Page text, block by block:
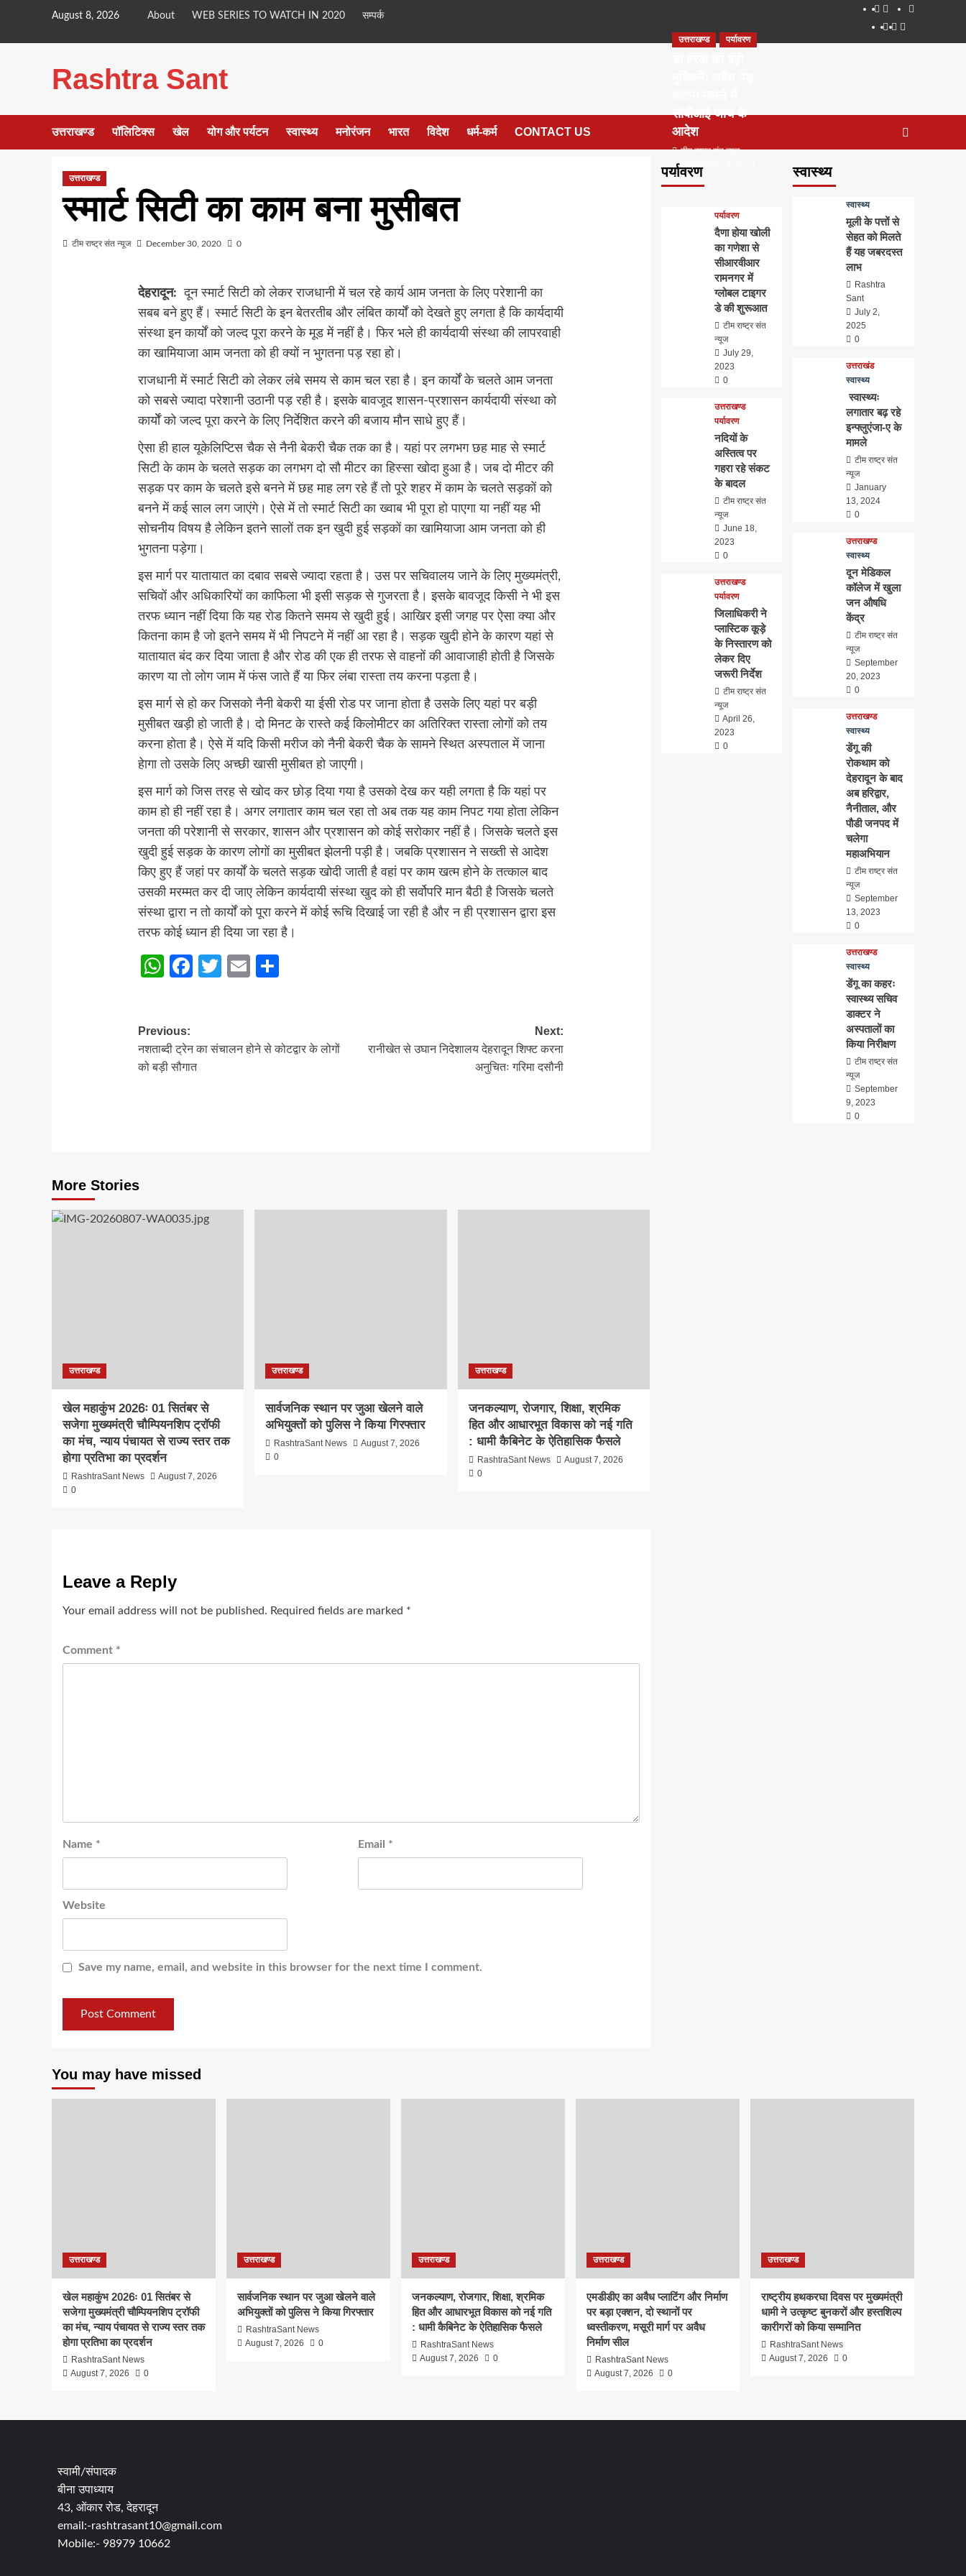
content
August 8, 2026 About WEB SERIES TO WATCH IN 2020 सम्पर्क
About
WEB
SERIES
Dehradun
Smart
Life
in
Places
to
सम्पर्क
Rashtra Sant
उत्तराखण्ड पॉलिटिक्स खेल योग और पर्यटन स्वास्थ्य मनोरंजन भारत विदेश धर्म-कर्म CONTACT US
उत्तराखण्ड
स्मार्ट सिटी का काम बना मुसीबत
टीम राष्ट्र संत न्यूज December 30, 2020 0
देहरादून: दून स्मार्ट सिटी को लेकर राजधानी में चल रहे कार्य आम जनता के लिए परेशानी का
सबब बने हुए हैं। स्मार्ट सिटी के इन बेतरतीब और लंबित कार्यों को देखते हुए लगता है कि कार्यदायी
संस्था इन कार्यों को जल्द पूरा करने के मूड में नहीं है। फिर भले ही कार्यदायी संस्था की लापरवाही
का खामियाजा आम जनता को ही क्यों न भुगतना पड़ रहा हो।
राजधानी में स्मार्ट सिटी को लेकर लंबे समय से काम चल रहा है। इन कार्यों के चलते आम जनता
को सबसे ज्यादा परेशानी उठानी पड़ रही है। इसके बावजूद शासन-प्रशासन कार्यदायी संस्था को
कार्योें को जल्द पूरा करने के लिए निर्देशित करने की बजाय मौन साधे हुए हैं।
ऐसा ही हाल यूकेलिप्टिस चैक से नैनी बेकरी चैक तक का है। यहां पर लगभग छह माह से स्मार्ट
सिटी के काम के चलते सड़क का लगभग दो सौ मीटर का हिस्सा खोदा हुआ है। जब दो मीटर की
सड़क पर काम के चलते इसे बनने में छह माह लग रहे हैं तो पूरे शहर में काम के चलते सड़कों को
बनने में कई साल लग जाएंगे। ऐसे में तो स्मार्ट सिटी का ख्वाब भी पूरा हो पाएगा या नहीं यह भी
सोचनीय विषय है लेकिन इतने सालों तक इन खुदी हुई सड़कों का खामियाजा आम जनता को ही
भुगतना पड़ेगा।
इस मार्ग पर यातायात का दबाव सबसे ज्यादा रहता है। उस पर सचिवालय जाने के लिए मुख्यमंत्री,
सचिवों और अधिकारियों का काफिला भी इसी सड़क से गुजरता है। इसके बावजूद किसी ने भी इस
तरफ ध्यान नहीं दिया कि यह रोड कितने समय से खुदी हुई। आखिर इसी जगह पर ऐसा क्या और
कितना काम है जो इतने समय में भी निपटने में नहीं आ रहा है। सड़क खुदी होने के कारण यहां से
यातायात बंद कर दिया जाता है और रोड की एक ही तरफ से वाहनों की आवाजाही होती है जिसके
कारण या तो लोग जाम में फंस जाते हैं या फिर लंबा रास्ता तय करना पड़ता है।
इस मार्ग से हो कर जिसको नैनी बेकरी या ईसी रोड पर जाना होता है उसके लिए यहां पर बड़ी
मुसीबत खड़ी हो जाती है। दो मिनट के रास्ते कई किलोमीटर का अतिरिक्त रास्ता लोगों को तय
करना होता है। ऐसे में यदि किसी मरीज को नैनी बेकरी चैक के सामने स्थित अस्पताल में जाना
हेागा तो उसके लिए अच्छी खासी मुसीबत हो जाएगी।
इस मार्ग को जिस तरह से खोद कर छोड़ दिया गया है उसको देख कर यही लगता है कि यहां पर
काम हो ही नहीं रहा है। अगर लगातार काम चल रहा तो अब तक यह काम निपट गया होता लेकिन
जनता की परेशानी से सरकार, शासन और प्रशासन को कोई सरोकार नहीं है। जिसके चलते इस
खुदी हुई सड़क के कारण लोगों का मुसीबत झेलनी पड़ी है। जबकि प्रशासन ने सख्ती से आदेश
किए हुए हैं जहां पर कार्यों के चलते सड़क खोदी जाती है वहां पर काम खत्म होने के तत्काल बाद
उसकी मरम्मत कर दी जाए लेकिन कार्यदायी संस्था खुद को ही सर्वोपरि मान बैठी है जिसके चलते
संस्था द्वारा न तो कार्यों को पूरा करने में कोई रूचि दिखाई जा रही है और न ही प्रशासन द्वारा इस
तरफ कोई ध्यान ही दिया जा रहा है।
WhatsApp
Facebook
Twitter
Email
Post
navigation
Previous:
नशताब्दी ट्रेन का संचालन होने से कोटद्वार के लोगों
को बड़ी सौगात
Next:
रानीखेत से उघान निदेशालय देहरादून शिफ्ट करना
अनुचितः गरिमा दसौनी
More Stories
उत्तराखण्ड
खेल महाकुंभ 2026ः 01 सितंबर से
सजेगा मुख्यमंत्री चौम्पियनशिप ट्रॉफी
का मंच, न्याय पंचायत से राज्य स्तर तक
होगा प्रतिभा का प्रदर्शन
RashtraSant News
August 7, 2026
0
उत्तराखण्ड
सार्वजनिक स्थान पर जुआ खेलने वाले
अभियुक्तों को पुलिस ने किया गिरफ्तार
RashtraSant News
August 7, 2026
0
उत्तराखण्ड
जनकल्याण, रोजगार, शिक्षा, श्रमिक
हित और आधारभूत विकास को नई गति
: धामी कैबिनेट के ऐतिहासिक फैसले
RashtraSant News
August 7, 2026
0
Leave a Reply
Your email address will not be published. Required fields are marked *
Comment *
Name * Email *
Website
Save my name, email, and website in this browser for the next time I comment.
पर्यावरण
उत्तराखण्ड पर्यावरण
सीबीआई जांच के
आदेश
टीम राष्ट्र संत न्यूज
September 6, 2023
0
पर्यावरण
दैणा होया खोली
का गणेशा से
सीआरवीआर
रामनगर में
ग्लोबल टाइगर
डे की शुरूआत
टीम राष्ट्र संत
न्यूज
July 29,
2023
0
उत्तराखण्ड
पर्यावरण
नदियों के
अस्तित्व पर
गहरा रहे संकट
के बादल
टीम राष्ट्र संत
न्यूज
June 18,
2023
0
उत्तराखण्ड
पर्यावरण
जिलाधिकरी ने
प्लास्टिक कूड़े
के निस्तारण को
लेकर दिए
जरूरी निर्देश
टीम राष्ट्र संत
न्यूज
April 26,
2023
0
स्वास्थ्य
स्वास्थ्य
मूली के पत्तों से
सेहत को मिलते
हैं यह जबरदस्त
लाभ
Rashtra
Sant
July 2,
2025
0
उत्तराखंड
स्वास्थ्य
स्वास्थ्यः
लगातार बढ़ रहे
इन्फ्लुएंजा-ए के
मामले
टीम राष्ट्र संत
न्यूज
January
13, 2024
0
उत्तराखण्ड
स्वास्थ्य
दून मेडिकल
कॉलेज में खुला
जन औषधि
केंद्र
टीम राष्ट्र संत
न्यूज
September
20, 2023
0
उत्तराखण्ड
स्वास्थ्य
डेंगू की
रोकथाम को
देहरादून के बाद
अब हरिद्वार,
नैनीताल, और
पौडी जनपद में
चलेगा
महाअभियान
टीम राष्ट्र संत
न्यूज
September
13, 2023
0
उत्तराखण्ड
स्वास्थ्य
डेंगू का कहरः
स्वास्थ्य सचिव
डाक्टर ने
अस्पतालों का
किया निरीक्षण
टीम राष्ट्र संत
न्यूज
September
9, 2023
0
You may have missed
उत्तराखण्ड
खेल महाकुंभ 2026ः 01 सितंबर से
सजेगा मुख्यमंत्री चौम्पियनशिप ट्रॉफी
का मंच, न्याय पंचायत से राज्य स्तर तक
होगा प्रतिभा का प्रदर्शन
RashtraSant News
August 7, 2026
0
उत्तराखण्ड
सार्वजनिक स्थान पर जुआ खेलने वाले
अभियुक्तों को पुलिस ने किया गिरफ्तार
RashtraSant News
August 7, 2026
0
उत्तराखण्ड
जनकल्याण, रोजगार, शिक्षा, श्रमिक
हित और आधारभूत विकास को नई गति
: धामी कैबिनेट के ऐतिहासिक फैसले
RashtraSant News
August 7, 2026
0
उत्तराखण्ड
एमडीडीए का अवैध प्लाटिंग और निर्माण
पर बड़ा एक्शन, दो स्थानों पर
ध्वस्तीकरण, मसूरी मार्ग पर अवैध
निर्माण सील
RashtraSant News
August 7, 2026
0
उत्तराखण्ड
राष्ट्रीय हथकरघा दिवस पर मुख्यमंत्री
धामी ने उत्कृष्ट बुनकरों और हस्तशिल्प
कारीगरों को किया सम्मानित
RashtraSant News
August 7, 2026
0
स्वामी/संपादक
बीना उपाध्याय
43, ओंकार रोड, देहरादून
email:-rashtrasant10@gmail.com
Mobile:- 98979 10662